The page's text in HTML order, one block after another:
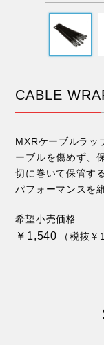
CABLE
MXRケーブルラッ
ーブルを傷めず、
切に巻いて保管す
パフォーマンスを
希望小売価格
￥1,540 （税抜￥